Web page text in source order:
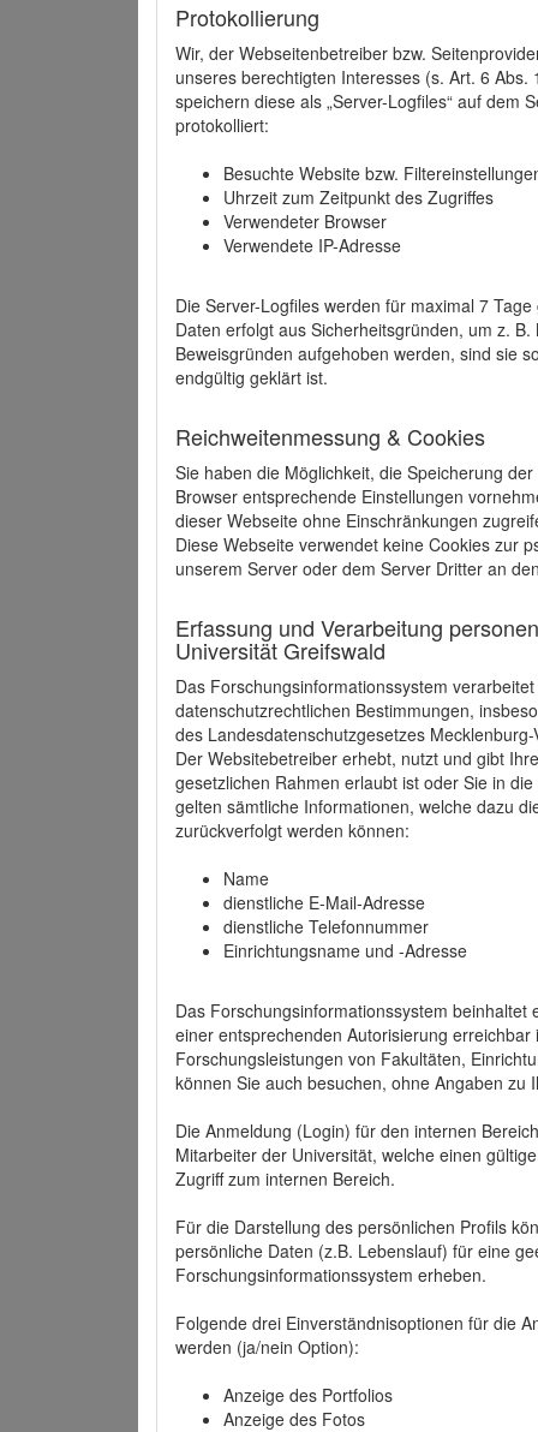
Protokollierung
Wir, der Webseitenbetreiber bzw.
unseres berechtigten Interesses (s. Art. 6
speichern diese als „Server-Logfiles“ auf dem
protokolliert:
Besuchte Website bzw.
Uhrzeit zum Zeitpunkt des Zugriffes
Verwendeter Browser
Verwendete IP-Adresse
Die Server-Logfiles werden für maximal 7
Daten erfolgt aus Sicherheitsgründen, um z.
Beweisgründen aufgehoben werden, sind sie
endgültig geklärt ist.
Reichweitenmessung & Cookies
Sie haben die Möglichkeit, die Speicherung
Browser entsprechende Einstellungen
dieser Webseite ohne Einschränkungen
Diese Webseite verwendet keine Cookies zur
unserem Server oder dem Server Dritter an
Erfassung und Verarbeitung
Universität Greifswald
Das Forschungsinformationssystem
datenschutzrechtlichen Bestimmungen,
des Landesdatenschutzgesetzes
Der Websitebetreiber erhebt, nutzt und gibt
gesetzlichen Rahmen erlaubt ist oder Sie in
gelten sämtliche Informationen, welche dazu
zurückverfolgt werden können:
Name
dienstliche E-Mail-Adresse
dienstliche Telefonnummer
Einrichtungsname und -Adresse
Das Forschungsinformationssystem beinhaltet
einer entsprechenden Autorisierung
Forschungsleistungen von Fakultäten,
können Sie auch besuchen, ohne Angaben zu
Die Anmeldung (Login) für den internen
Mitarbeiter der Universität, welche einen
Zugriff zum internen Bereich.
Für die Darstellung des persönlichen Profils
persönliche Daten (z.B. Lebenslauf) für eine
Forschungsinformationssystem erheben.
Folgende drei Einverständnisoptionen für die
werden (ja/nein Option):
Anzeige des Portfolios
Anzeige des Fotos